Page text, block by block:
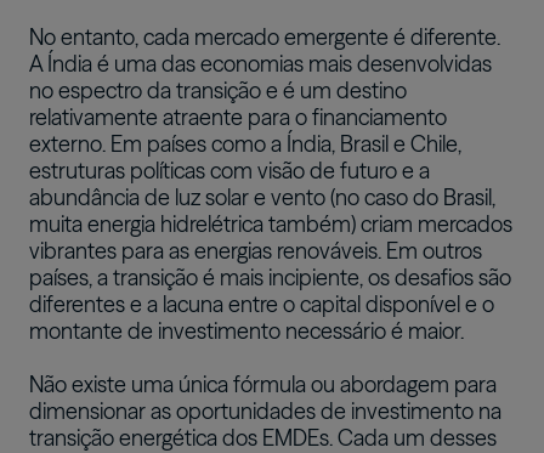
No entanto, cada mercado emergente é diferente.
A Índia é uma das economias mais desenvolvidas
no espectro da transição e é um destino
relativamente atraente para o financiamento
externo. Em países como a Índia, Brasil e Chile,
estruturas políticas com visão de futuro e a
abundância de luz solar e vento (no caso do Brasil,
muita energia hidrelétrica também) criam mercados
vibrantes para as energias renováveis. Em outros
países, a transição é mais incipiente, os desafios são
diferentes e a lacuna entre o capital disponível e o
montante de investimento necessário é maior.
Não existe uma única fórmula ou abordagem para
dimensionar as oportunidades de investimento na
transição energética dos EMDEs. Cada um desses